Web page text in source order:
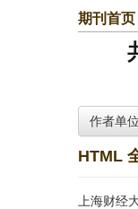
期刊首页
作者单
HTML
上海财经